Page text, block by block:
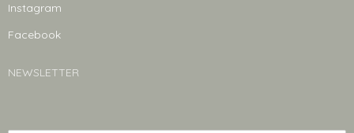
Instagram
Facebook
NEWSLETTER